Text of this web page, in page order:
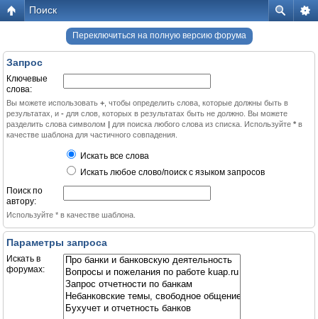
Поиск
Переключиться на полную версию форума
Запрос
Ключевые
слова:
Вы можете использовать + , чтобы определить слова, которые должны быть в
результатах, и - для слов, которых в результатах быть не должно. Вы можете
разделить слова символом | для поиска любого слова из списка. Используйте * в
качестве шаблона для частичного совпадения.
Искать все слова
Искать любое слово/поиск с языком запросов
Поиск по
автору:
Используйте * в качестве шаблона.
Параметры запроса
Искать в
форумах: